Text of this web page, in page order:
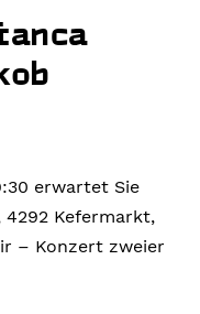
erwartet Sie
4292 Kefermarkt,
– Konzert zweier